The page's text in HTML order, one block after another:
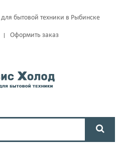
бытовой техники в Рыбинске
Оформить заказ